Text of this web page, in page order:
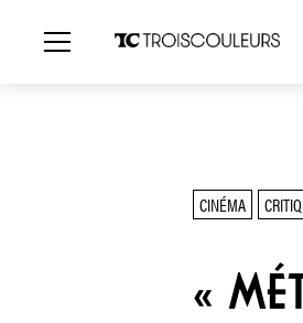
CINÉMA
«